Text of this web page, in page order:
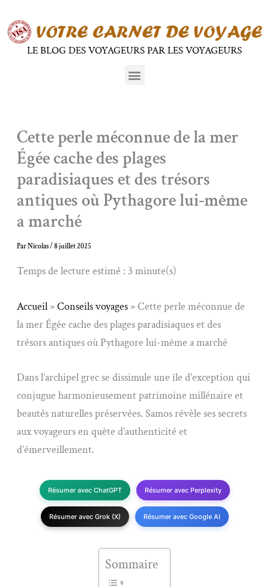
au
contenuLE BLOG DES VOYAGEURS PAR LES VOYAGEURS
Menu
Cette perle méconnue de la mer
Égée cache des plages
paradisiaques et des trésors
antiques où Pythagore lui-même
a marché
ParNicolas/8 juillet 2025
Temps de lecture estimé : 3 minute(s)
Accueil»Conseils voyages» Cette perle méconnue de
la mer Égée cache des plages paradisiaques et des
trésors antiques où Pythagore lui-même a marché
Dans l’archipel grec se dissimule une île d’exception qui
conjugue harmonieusement patrimoine millénaire et
beautés naturelles préservées. Samos révèle ses secrets
aux voyageurs en quête d’authenticité et
d’émerveillement.
Résumer avec ChatGPT Résumer avec Perplexity
Résumer avec Grok (X) Résumer avec Google AI
Sommaire